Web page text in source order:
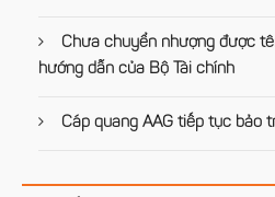
Chưa chuyển nhượng được
hướng dẫn của Bộ Tài chính
Cáp quang AAG tiếp tục bảo